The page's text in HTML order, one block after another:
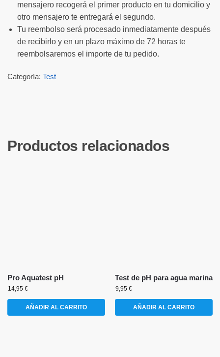
mensajero recogerá el primer producto en tu domicilio y
otro mensajero te entregará el segundo.
Tu reembolso será procesado inmediatamente después
de recibirlo y en un plazo máximo de 72 horas te
reembolsaremos el importe de tu pedido.
Categoría: Test
Productos relacionados
Pro Aquatest pH
14,95 €
AÑADIR AL CARRITO
Test de pH para agua marina
9,95 €
AÑADIR AL CARRITO